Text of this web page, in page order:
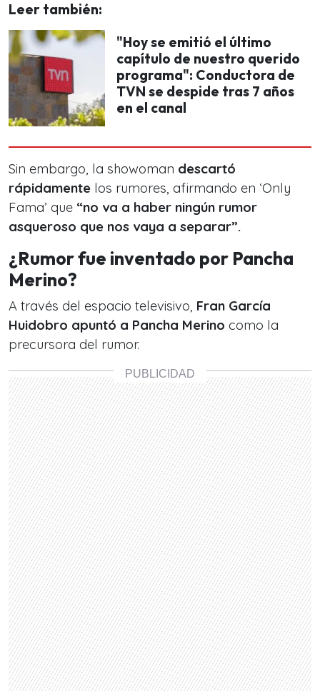
Leer también:
"Hoy se emitió el último
capítulo de nuestro querido
programa": Conductora de
TVN se despide tras 7 años
en el canal
Sin embargo, la showoman descartó
rápidamente los rumores, afirmando en ‘Only
Fama’ que “no va a haber ningún rumor
asqueroso que nos vaya a separar”.
¿Rumor fue inventado por Pancha
Merino?
A través del espacio televisivo, Fran García
Huidobro apuntó a Pancha Merino como la
precursora del rumor.